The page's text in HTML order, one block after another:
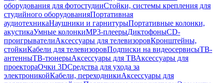
оборудования для фотостудииСтойки, системы крепления для
студийного оборудованияПортативная
аудиотехникаНаушники и гарнитурыПортативные колонки,
акустикаУмные колонкиMP3-плеерыДиктофоныCD-
проигрывателиАксессуары для телевизоровКронштейны,
стойкиКабели для телевизоровПодписки на видеосервисыТВ-
антенныТВ-тюнерыАксессуары для ТВАксессуары для
проектораОчки 3DСредства для ухода за
электроникойКабели, переходникиАксессуары для